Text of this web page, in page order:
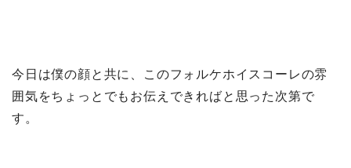
今日は僕の顔と共に、このフォルケホイスコーレの雰
囲気をちょっとでもお伝えできればと思った次第で
す。